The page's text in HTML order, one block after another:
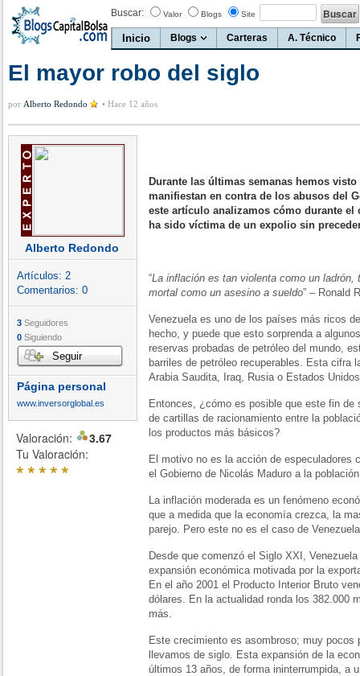
Buscar: Valor Blogs Site
Inicio Blogs Carteras A. Técnico
El mayor robo del siglo
por Alberto Redondo • Hace 12 años
Alberto Redondo
Artículos: 2
Comentarios: 0
3 Seguidores
0 Siguiendo
Seguir
Página personal
www.inversorglobal.es
Valoración:
3.67
Tu Valoración:
*****
Durante las últimas semanas hemos
manifiestan en contra de los abusos del
este artículo analizamos cómo durante
ha sido víctima de un expolio sin
“La inflación es tan violenta como un
mortal como un asesino a sueldo” – Ronald
Venezuela es uno de los países más ricos
hecho, y puede que esto sorprenda a
reservas probadas de petróleo del mundo,
barriles de petróleo recuperables. Esta cifra
Arabia Saudita, Iraq, Rusia o Estados
Entonces, ¿cómo es posible que este fin de
de cartillas de racionamiento entre la
los productos más básicos?
El motivo no es la acción de especuladores
el Gobierno de Nicolás Maduro a la
La inflación moderada es un fenómeno
que a medida que la economía crezca, la
parejo. Pero este no es el caso de
Desde que comenzó el Siglo XXI,
expansión económica motivada por la
En el año 2001 el Producto Interior Bruto
dólares. En la actualidad ronda los 382.000
más.
Este crecimiento es asombroso; muy pocos
llevamos de siglo. Esta expansión de la
últimos 13 años, de forma ininterrumpida, a